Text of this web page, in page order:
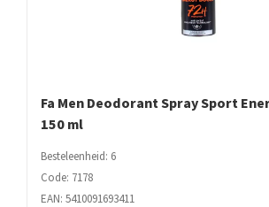
Fa Men Deodorant Spray Sport
150 ml
Besteleenheid: 6
Code: 7178
EAN: 5410091693411